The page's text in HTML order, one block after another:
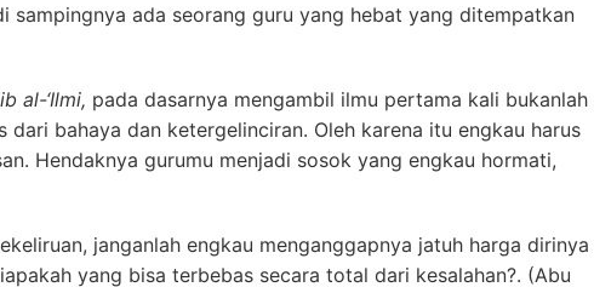
ada seorang guru yang hebat yang ditempatkan
al-‘Ilmi, pada dasarnya mengambil ilmu pertama kali bukanlah
bahaya dan ketergelinciran. Oleh karena itu engkau harus
Hendaknya gurumu menjadi sosok yang engkau hormati,
janganlah engkau menganggapnya jatuh harga dirinya
yang bisa terbebas secara total dari kesalahan?. (Abu